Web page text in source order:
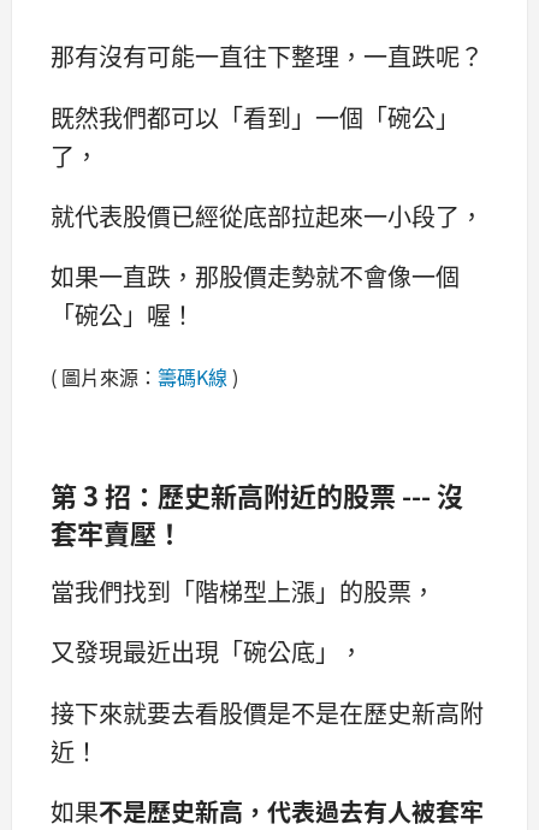
那有沒有可能一直往下整理，一直跌呢？
既然我們都可以「看到」一個「碗公」
了，
就代表股價已經從底部拉起來一小段了，
如果一直跌，那股價走勢就不會像一個
「碗公」喔！
( 圖片來源： 籌碼K線 )
第 3 招：歷史新高附近的股票 --- 沒
套牢賣壓！
當我們找到「階梯型上漲」的股票，
又發現最近出現「碗公底」，
接下來就要去看股價是不是在歷史新高附
近！
如果不是歷史新高，代表過去有人被套牢